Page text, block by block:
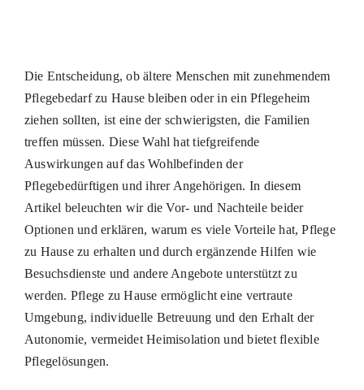
Die Entscheidung, ob ältere Menschen mit zunehmendem
Pflegebedarf zu Hause bleiben oder in ein Pflegeheim
ziehen sollten, ist eine der schwierigsten, die Familien
treffen müssen. Diese Wahl hat tiefgreifende
Auswirkungen auf das Wohlbefinden der
Pflegebedürftigen und ihrer Angehörigen. In diesem
Artikel beleuchten wir die Vor- und Nachteile beider
Optionen und erklären, warum es viele Vorteile hat, Pflege
zu Hause zu erhalten und durch ergänzende Hilfen wie
Besuchsdienste und andere Angebote unterstützt zu
werden. Pflege zu Hause ermöglicht eine vertraute
Umgebung, individuelle Betreuung und den Erhalt der
Autonomie, vermeidet Heimisolation und bietet flexible
Pflegelösungen.